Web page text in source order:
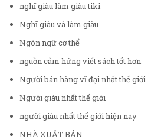
nghĩ giàu làm giàu tiki
Nghĩ giàu và làm giàu
Ngôn ngữ cơ thể
nguồn cảm hứng viết sách tốt hơn
Người bán hàng vĩ đại nhất thế giới
Người giàu nhất thế giới
người giàu nhất thế giới hiện nay
NHÀ XUẤT BẢN